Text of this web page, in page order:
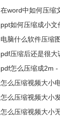
教程
在word中如何压缩
教程
ppt如何压缩成小文
程
电脑什么软件压缩
压缩教程
pdf压缩后还是很大
压缩教程
pdf怎么压缩成2m -
怎么压缩视频大小
教程
怎么压缩视频大小
缩教程
怎么压缩视频大小